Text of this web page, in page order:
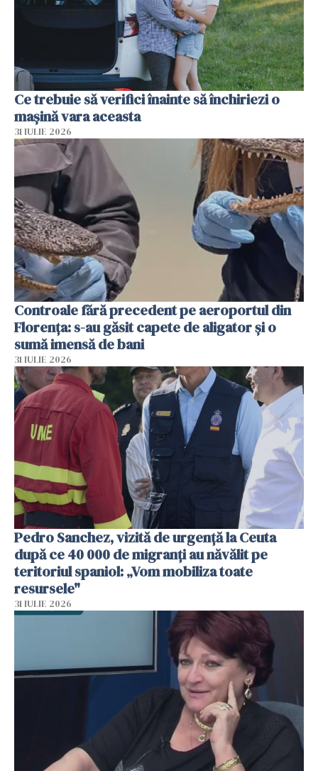
Ce trebuie să verifici înainte să închiriezi o
mașină vara aceasta
31 IULIE 2026
Controale fără precedent pe aeroportul din
Florența: s-au găsit capete de aligator și o
sumă imensă de bani
31 IULIE 2026
Pedro Sanchez, vizită de urgență la Ceuta
după ce 40 000 de migranți au năvălit pe
teritoriul spaniol: „Vom mobiliza toate
resursele"
31 IULIE 2026